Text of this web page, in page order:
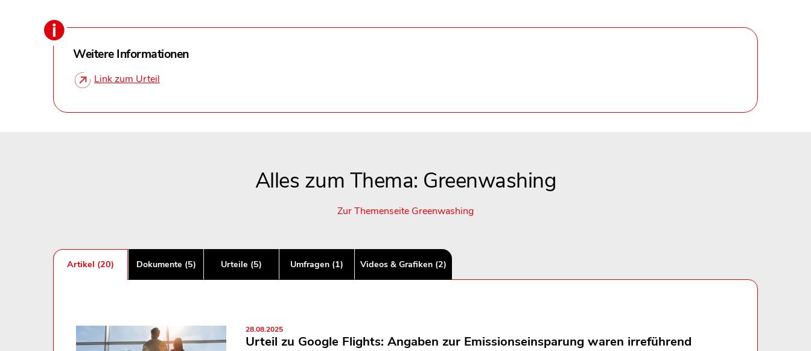
Weitere Informationen
Link zum Urteil
Alles zum Thema: Greenwashing
Zur Themenseite Greenwashing
Artikel (20) Dokumente (5) Urteile (5) Umfragen (1) Videos & Grafiken (2)
28.08.2025
Urteil zu Google Flights: Angaben zur Emissionseinsparung waren irreführend